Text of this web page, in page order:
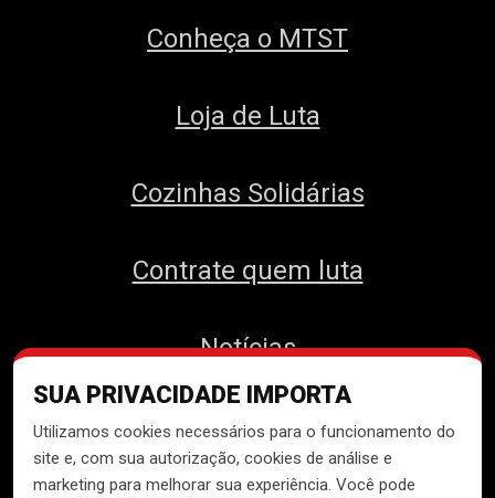
SUA PRIVACIDADE IMPORTA
Utilizamos cookies necessários para o funcionamento do
site e, com sua autorização, cookies de análise e
marketing para melhorar sua experiência. Você pode
Conheça o MTST
Loja de Luta
Cozinhas Solidárias
Contrate quem luta
Notícias
Contato